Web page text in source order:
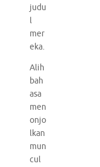
judu
l
mer
eka.
Alih
bah
asa
men
onjo
lkan
mun
cul